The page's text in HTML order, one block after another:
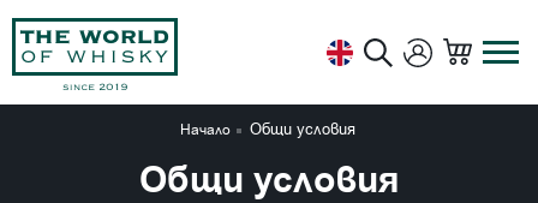
Начало Общи условия
Общи условия